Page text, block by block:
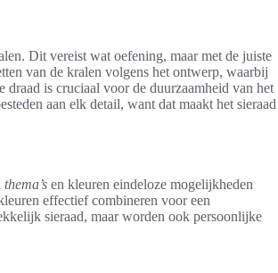
Dit vereist wat oefening, maar met de juiste
van de kralen volgens het ontwerp, waarbij
draad is cruciaal voor de duurzaamheid van het
aan elk detail, want dat maakt het sieraad
thema’s en kleuren eindeloze mogelijkheden
effectief combineren voor een
sieraad, maar worden ook persoonlijke